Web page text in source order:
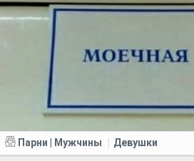
Парни | Мужчины Девушки